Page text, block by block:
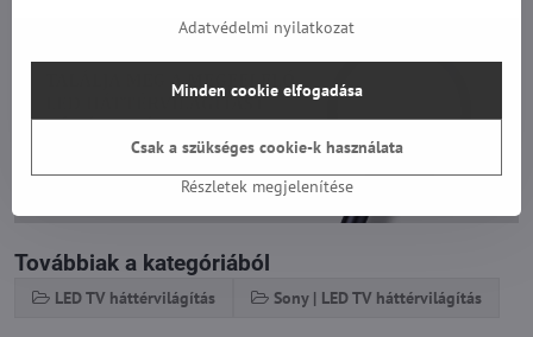
Továbbiak a kategóriából
LED TV háttérvilágítás Sony | LED TV háttérvilágítás
Adatvédelmi nyilatkozat
Részletek megjelenítése
Minden cookie elfogadása
Csak a szükséges cookie-k használata